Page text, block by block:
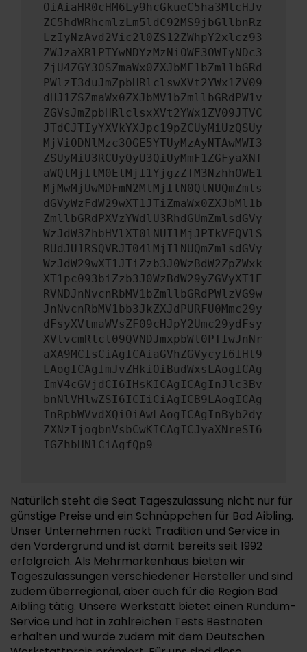
OiAiaHR0cHM6Ly9hcGkueC5ha3MtcHJv
ZC5hdWRhcmlzLm5ldC92MS9jbGllbnRz
LzIyNzAvd2Vic2l0ZS12ZWhpY2xlcz93
ZWJzaXRlPTYwNDYzMzNiOWE3OWIyNDc3
ZjU4ZGY3OSZmaWx0ZXJbMF1bZmllbGRd
PWlzT3duJmZpbHRlclswXVt2YWx1ZV09
dHJ1ZSZmaWx0ZXJbMV1bZmllbGRdPW1v
ZGVsJmZpbHRlclsxXVt2YWx1ZV09JTVC
JTdCJTIyYXVkYXJpc19pZCUyMiUzQSUy
MjViODNlMzc3OGE5YTUyMzAyNTAwMWI3
ZSUyMiU3RCUyQyU3QiUyMmF1ZGFyaXNf
aWQlMjIlM0ElMjI1YjgzZTM3NzhhOWE1
MjMwMjUwMDFmN2MlMjIlN0QlNUQmZmls
dGVyWzFdW29wXT1JTiZmaWx0ZXJbMl1b
ZmllbGRdPXVzYWdlU3RhdGUmZmlsdGVy
WzJdW3ZhbHVlXT0lNUIlMjJPTkVEQVlS
RUdJU1RSQVRJT04lMjIlNUQmZmlsdGVy
WzJdW29wXT1JTiZzb3J0WzBdW2ZpZWxk
XT1pc093biZzb3J0WzBdW29yZGVyXT1E
RVNDJnNvcnRbMV1bZmllbGRdPWlzVG9w
JnNvcnRbMV1bb3JkZXJdPURFU0Mmc29y
dFsyXVtmaWVsZF09cHJpY2Umc29ydFsy
XVtvcmRlcl09QVNDJmxpbWl0PTIwJnNr
aXA9MCIsCiAgICAiaGVhZGVycyI6IHt9
LAogICAgImJvZHkiOiBudWxsLAogICAg
ImV4cGVjdCI6IHsKICAgICAgInJlc3Bv
bnNlVHlwZSI6ICIiCiAgICB9LAogICAg
InRpbWVvdXQiOiAwLAogICAgInByb2dy
ZXNzIjogbnVsbCwKICAgICJyaXNreSI6
IGZhbHNlCiAgfQp9
Natürlich steht die Seat Tageszulassung nicht nur für
günstige Preise und ein Schnäppchen für Bad Aibling.
Unser Unternehmen rückt Tradition und Service in
den Vordergrund und ist damit bereits seit 1992
erfolgreich. Als Mehrmarkenhaus bieten wir
Tageszulassungen verschiedener Hersteller und sind
zudem überregional, aber auch für die Region Bad
Aibling tätig. Unsere Werkstatt bietet einen Rundum-
Service und hat in zahlreichen Tests Bestnoten
erhalten und wurde zudem mit dem Deutschen